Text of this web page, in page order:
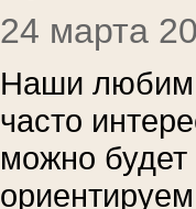
24 марта
Наши
часто
можно